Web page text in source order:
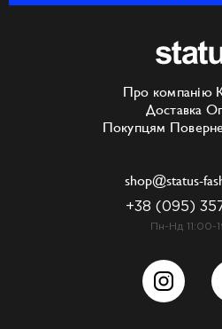
Про компанію
Доставка
Покупцям
shop@status-
+38 (095)
Пн-Нд 11:00-